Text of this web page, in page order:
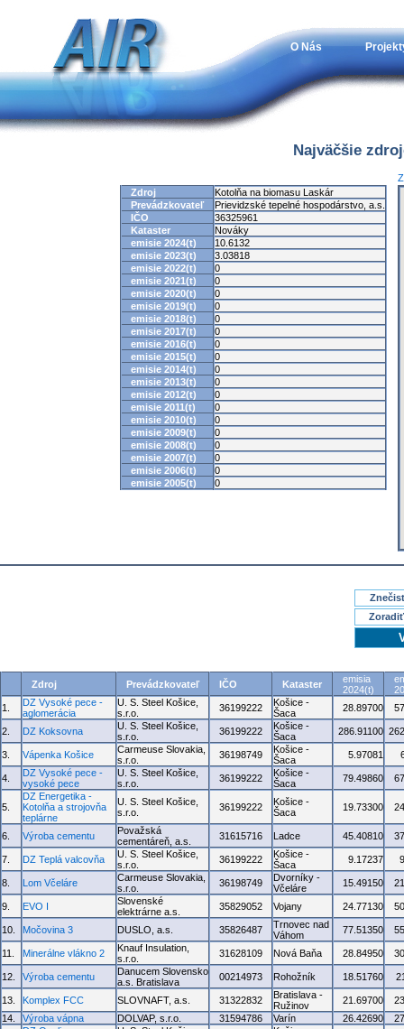
O Nás
Najväčšie
Zdroj
Kotolňa na biomasu Laskár
Prevádzkovateľ
Prievidzské tepelné hospodárstvo, a.s.
IČO
36325961
Kataster
Nováky
emisie 2024(t)
10.6132
emisie 2023(t)
3.03818
emisie 2022(t)
0
emisie 2021(t)
0
emisie 2020(t)
0
emisie 2019(t)
0
emisie 2018(t)
0
emisie 2017(t)
0
emisie 2016(t)
0
emisie 2015(t)
0
emisie 2014(t)
0
emisie 2013(t)
0
emisie 2012(t)
0
emisie 2011(t)
0
emisie 2010(t)
0
emisie 2009(t)
0
emisie 2008(t)
0
emisie 2007(t)
0
emisie 2006(t)
0
emisie 2005(t)
0
Zdroj Prevádzkovateľ IČO Kataster
emisia
2024(t)
1.
DZ Vysoké pece -
aglomerácia
U. S. Steel Košice,
s.r.o.
36199222
Košice -
Šaca
28.89700
2. DZ Koksovna
U. S. Steel Košice,
s.r.o.
36199222
Košice -
Šaca
286.91100
3. Vápenka Košice
Carmeuse Slovakia,
s.r.o.
36198749
Košice -
Šaca
5.97081
4.
DZ Vysoké pece -
vysoké pece
U. S. Steel Košice,
s.r.o.
36199222
Košice -
Šaca
79.49860
5.
DZ Energetika -
Kotolňa a strojovňa
teplárne
U. S. Steel Košice,
s.r.o.
36199222
Košice -
Šaca
19.73300
6. Výroba cementu
Považská
cementáreň, a.s.
31615716 Ladce 45.40810
7. DZ Teplá valcovňa
U. S. Steel Košice,
s.r.o.
36199222
Košice -
Šaca
9.17237
8. Lom Včeláre
Carmeuse Slovakia,
s.r.o.
36198749
Dvorníky -
Včeláre
15.49150
9. EVO I
Slovenské
elektrárne a.s.
35829052 Vojany 24.77130
10. Močovina 3 DUSLO, a.s. 35826487
Trnovec nad
Váhom
77.51350
11. Minerálne vlákno 2
Knauf Insulation,
s.r.o.
31628109 Nová Baňa 28.84950
12. Výroba cementu
Danucem Slovensko
a.s. Bratislava
00214973 Rohožník 18.51760
13. Komplex FCC SLOVNAFT, a.s. 31322832
Bratislava -
Ružinov
21.69700
14.
Výroba vápna DOLVAP, s.r.o. 31594786 Varín 26.42690